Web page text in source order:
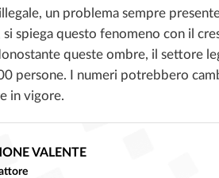
un problema sempre
si spiega questo fenomeno con il
queste ombre, il settore
persone. I numeri potrebbero
in vigore.
VALENTE